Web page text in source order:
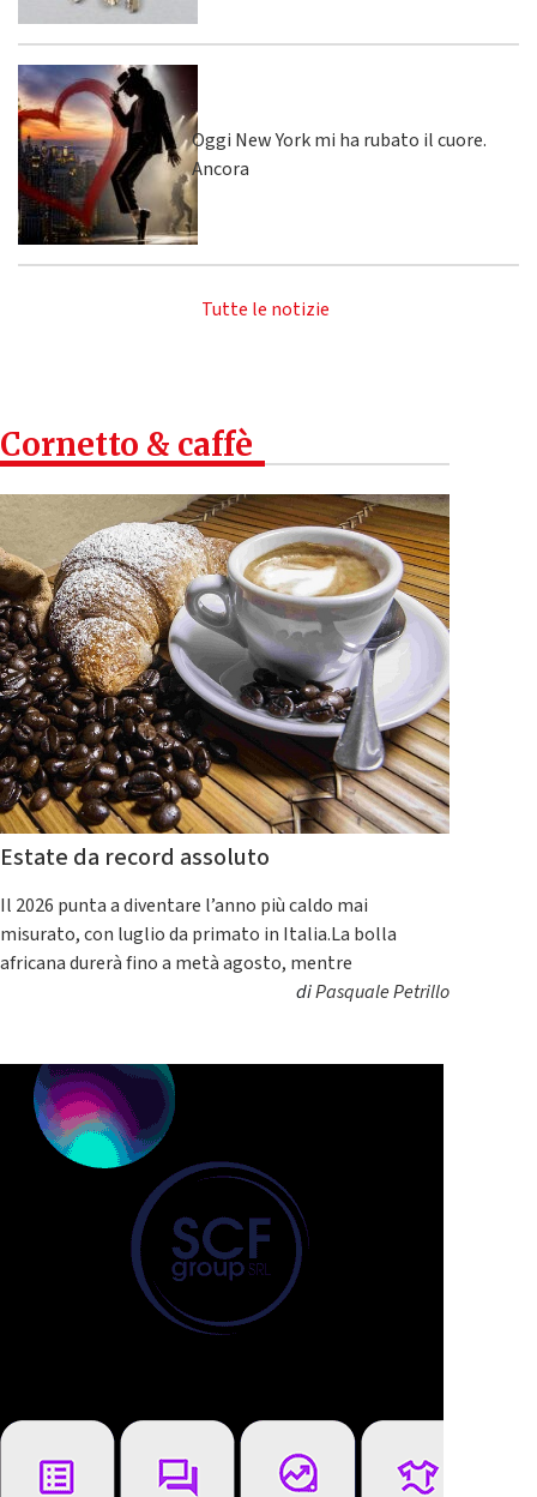
Oggi New York mi ha rubato il cuore.
Ancora
Tutte le notizie
Cornetto & caffè
Estate da record assoluto
Il 2026 punta a diventare l’anno più caldo mai
misurato, con luglio da primato in Italia.La bolla
africana durerà fino a metà agosto, mentre
diPasquale Petrillo